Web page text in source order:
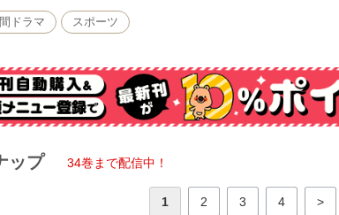
ドラマ スポーツ
ップ 34巻まで配信中！
1 2 3 4 >